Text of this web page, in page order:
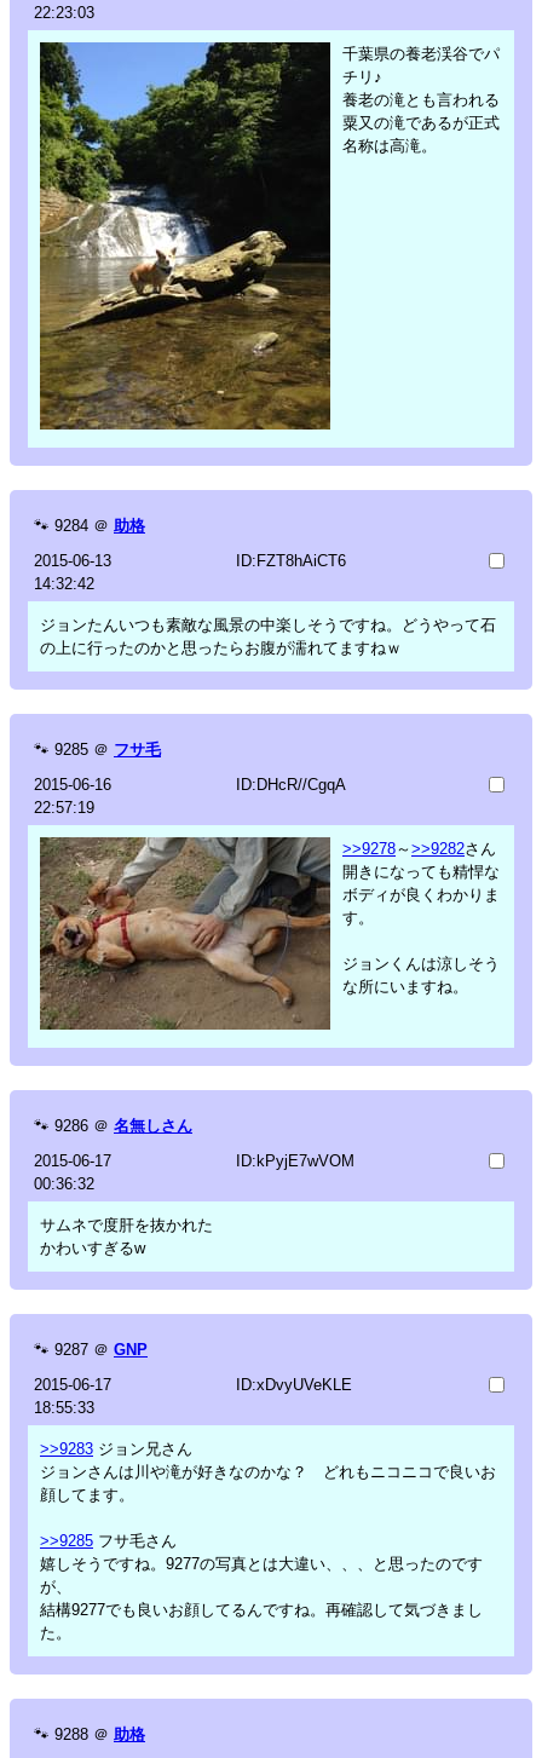
22:23:03
千葉県の養老渓谷でパ
チリ♪
養老の滝とも言われる
粟又の滝であるが正式
名称は高滝。
🐾 9284 ＠ 助格
2015-06-13
14:32:42
ID:FZT8hAiCT6
ジョンたんいつも素敵な風景の中楽しそうですね。どうやって石
の上に行ったのかと思ったらお腹が濡れてますねｗ
🐾 9285 ＠ フサ毛
2015-06-16
22:57:19
ID:DHcR//CgqA
>>9278～>>9282さん
開きになっても精悍な
ボディが良くわかりま
す。
ジョンくんは涼しそう
な所にいますね。
🐾 9286 ＠ 名無しさん
2015-06-17
00:36:32
ID:kPyjE7wVOM
サムネで度肝を抜かれた
かわいすぎるw
🐾 9287 ＠ GNP
2015-06-17
18:55:33
ID:xDvyUVeKLE
>>9283 ジョン兄さん
ジョンさんは川や滝が好きなのかな？ どれもニコニコで良いお
顔してます。
>>9285 フサ毛さん
嬉しそうですね。9277の写真とは大違い、、、と思ったのです
が、
結構9277でも良いお顔してるんですね。再確認して気づきまし
た。
🐾 9288 ＠ 助格